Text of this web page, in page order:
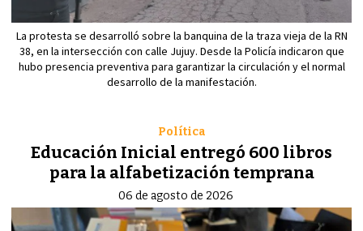
La protesta se desarrolló sobre la banquina de la traza vieja de la RN
38, en la intersección con calle Jujuy. Desde la Policía indicaron que
hubo presencia preventiva para garantizar la circulación y el normal
desarrollo de la manifestación.
Educación Inicial entregó 600 libros
para la alfabetización temprana
Política
06 de agosto de 2026